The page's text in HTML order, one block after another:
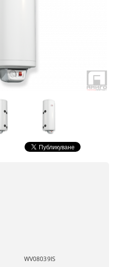
WV08039IS